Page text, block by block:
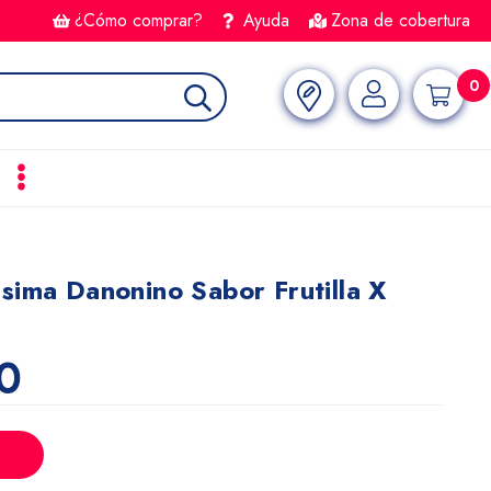
¿Cómo comprar? Ayuda Zona de cobertura
0
Danonino Sabor Frutilla X